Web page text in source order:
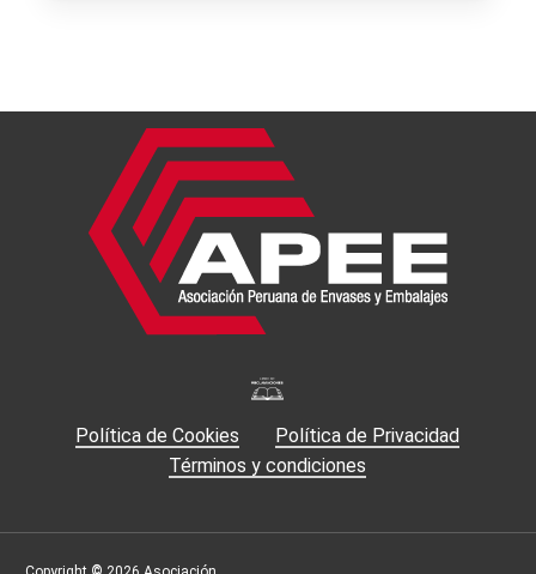
Política de Cookies
Política de Privacidad
Términos y condiciones